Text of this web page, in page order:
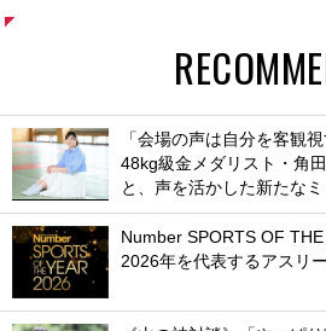
「会場の声は自分を客観
48kg級金メダリスト・角
と、声を活かした新たな
Number SPORTS OF
2026年を代表するアスリ